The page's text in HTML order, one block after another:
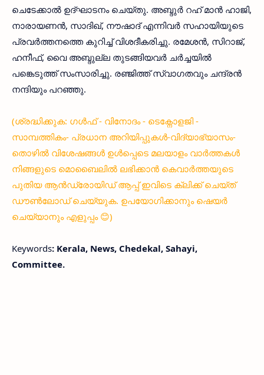
ചെടേക്കാല്‍ ഉദ്ഘാടനം ചെയ്തു. അബ്ദുര്‍ റഹ് മാന്‍ ഹാജി,
നാരായണന്‍, സാദിഖ്, നൗഷാദ് എന്നിവര്‍ സഹായിയുടെ
പ്രവര്‍ത്തനത്തെ കുറിച്ച് വിശദീകരിച്ചു. രമേശന്‍, സിറാജ്,
ഹനീഫ്, വൈ അബ്ദുല്ല തുടങ്ങിയവര്‍ ചര്‍ച്ചയില്‍
പങ്കെടുത്ത് സംസാരിച്ചു. രഞ്ജിത്ത് സ്വാഗതവും ചന്ദ്രന്‍
നന്ദിയും പറഞ്ഞു.
(ശ്രദ്ധിക്കുക: ഗൾഫ് - വിനോദം - ടെക്നോളജി -
സാമ്പത്തികം- പ്രധാന അറിയിപ്പുകൾ-വിദ്യാഭ്യാസം-
തൊഴിൽ വിശേഷങ്ങൾ ഉൾപ്പെടെ മലയാളം വാർത്തകൾ
നിങ്ങളുടെ മൊബൈലിൽ ലഭിക്കാൻ കെവാർത്തയുടെ
പുതിയ ആൻഡ്രോയിഡ് ആപ്പ് ഇവിടെ ക്ലിക്ക് ചെയ്ത്
ഡൗൺലോഡ് ചെയ്യുക. ഉപയോഗിക്കാനും ഷെയർ
ചെയ്യാനും എളുപ്പം 😊)
Keywords: Kerala, News, Chedekal, Sahayi,
Committee.